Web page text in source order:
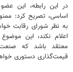
اساسی، تصریح کرد:
به نظر شورای رقابت
اعلام نکند، این
معتقد باشد که
قیمت‌گذاری دستوری